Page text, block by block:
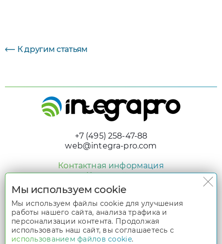
К другим статьям
+7 (495) 258-47-88
web@integra-pro.com
Контактная информация
Карта сайта
© 2005 - 2026 «Интегра Про»
Дизайн и разработка
nologostudio.ru
Все права защищены. Информация сайтаwww.integra-pro.com
является интеллектуальной собственностью его владельцев и
Мы используем cookie
Мы используем файлы cookie для улучшения
работы нашего сайта, анализа трафика и
персонализации контента. Продолжая
использовать наш сайт, вы соглашаетесь с
использованием файлов cookie.